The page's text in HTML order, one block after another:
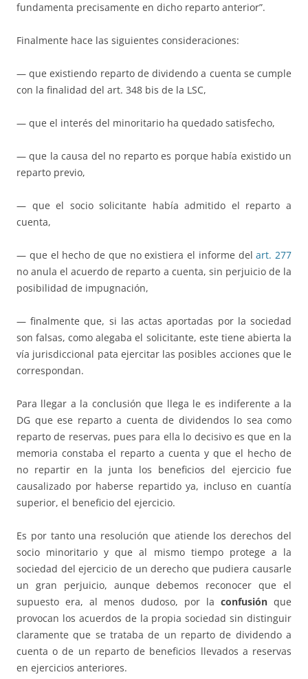
fundamenta precisamente en dicho reparto anterior”.
Finalmente hace las siguientes consideraciones:
— que existiendo reparto de dividendo a cuenta se cumple
con la finalidad del art. 348 bis de la LSC,
— que el interés del minoritario ha quedado satisfecho,
— que la causa del no reparto es porque había existido un
reparto previo,
— que el socio solicitante había admitido el reparto a
cuenta,
— que el hecho de que no existiera el informe delart. 277
no anula el acuerdo de reparto a cuenta, sin perjuicio de la
posibilidad de impugnación,
— finalmente que, si las actas aportadas por la sociedad
son falsas, como alegaba el solicitante, este tiene abierta la
vía jurisdiccional pata ejercitar las posibles acciones que le
correspondan.
Para llegar a la conclusión que llega le es indiferente a la
DG que ese reparto a cuenta de dividendos lo sea como
reparto de reservas, pues para ella lo decisivo es que en la
memoria constaba el reparto a cuenta y que el hecho de
no repartir en la junta los beneficios del ejercicio fue
causalizado por haberse repartido ya, incluso en cuantía
superior, el beneficio del ejercicio.
Es por tanto una resolución que atiende los derechos del
socio minoritario y que al mismo tiempo protege a la
sociedad del ejercicio de un derecho que pudiera causarle
un gran perjuicio, aunque debemos reconocer que el
supuesto era, al menos dudoso, por la confusión que
provocan los acuerdos de la propia sociedad sin distinguir
claramente que se trataba de un reparto de dividendo a
cuenta o de un reparto de beneficios llevados a reservas
en ejercicios anteriores.